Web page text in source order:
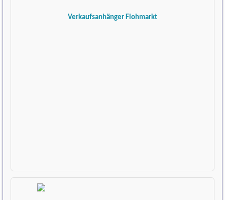
Verkaufsanhänger Flohmarkt